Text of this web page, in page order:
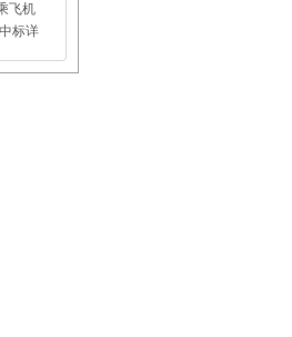
飞机
标详
置介